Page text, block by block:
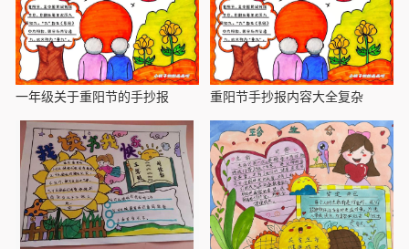
一年级关于重阳节的手抄报 重阳节手抄报内容大全复杂